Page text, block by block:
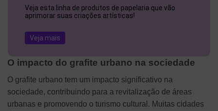
Veja esta linha de produtos de papelaria que vão
aprimorar suas criações artísticas!
Veja mais
O impacto do grafite urbano na sociedade
O grafite urbano tem um impacto significativo na
sociedade, contribuindo para a revitalização de áreas
urbanas e promovendo o turismo cultural. Muitas cidades